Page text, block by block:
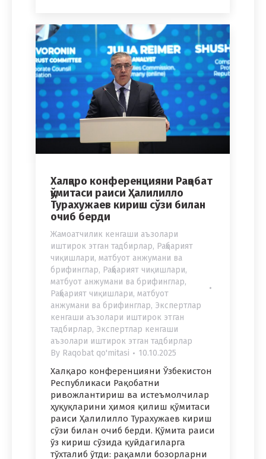
Халқаро конференцияни Рақобат
қўмитаси раиси Ҳалилилло
Турахужаев кириш сўзи билан
очиб берди
Жамоатчилик кенгаши аъзолари
иштирок этган тадбирлар, Раҳбарият
чиқишлари, матбуот анжумани ва
брифинглар, Раҳбарият чиқишлари,
матбуот анжумани ва брифинглар,
Раҳбарият чиқишлари, матбуот
анжумани ва брифинглар, Экспертлар
кенгаши аъзолари иштирок этган
тадбирлар, Экспертлар кенгаши
аъзолари иштирок этган тадбирлар
By Raqobat qo'mitasi 10.10.2025
Халқаро конференцияни Ўзбекистон
Республикаси Рақобатни
ривожлантириш ва истеъмолчилар
ҳуқуқларини ҳимоя қилиш қўмитаси
раиси Ҳалилилло Турахужаев кириш
сўзи билан очиб берди. Қўмита раиси
ўз кириш сўзида қуйдагиларга
тўхталиб ўтди: рақамли бозорларни